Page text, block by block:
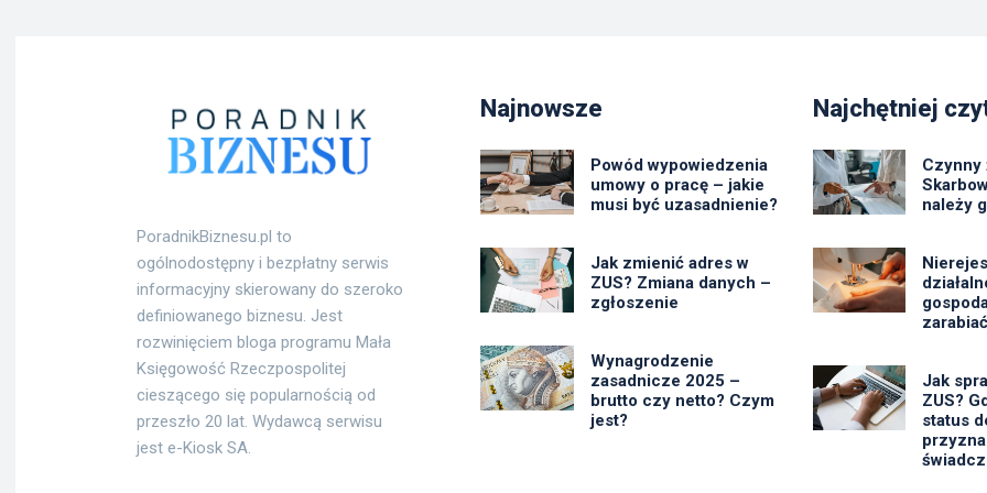
PoradnikBiznesu.pl to
ogólnodostępny i bezpłatny serwis
informacyjny skierowany do szeroko
definiowanego biznesu. Jest
rozwinięciem bloga programu Mała
Księgowość Rzeczpospolitej
cieszącego się popularnością od
przeszło 20 lat. Wydawcą serwisu
jest e-Kiosk SA.
Najnowsze
Powód wypowiedzenia
umowy o pracę – jakie
musi być uzasadnienie?
Jak zmienić adres w
ZUS? Zmiana danych –
zgłoszenie
Wynagrodzenie
zasadnicze 2025 –
brutto czy netto? Czym
jest?
Najchętniej
Czynny
należy
Jak
ZUS?
status